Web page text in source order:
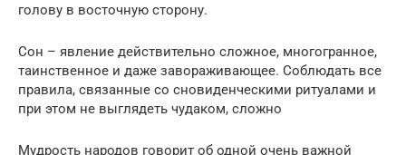
голову в восточную сторону.
Сон – явление действительно сложное, многогранное,
таинственное и даже завораживающее. Соблюдать все
правила, связанные со сновиденческими ритуалами и
при этом не выглядеть чудаком, сложно
Мудрость народов говорит об одной очень важной